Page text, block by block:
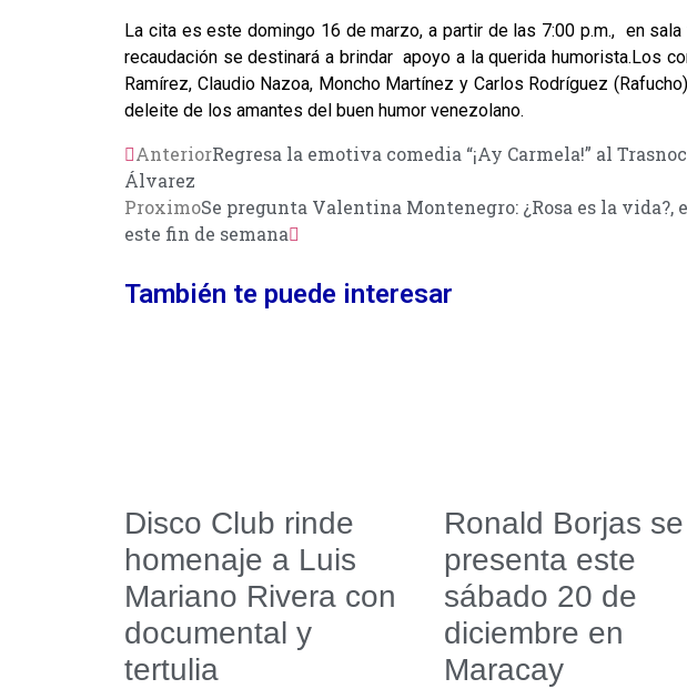
La cita es este domingo 16 de marzo, a partir de las 7:00 p.m., en
recaudación se destinará a brindar apoyo a la querida humorista.Los
Ramírez, Claudio Nazoa, Moncho Martínez y Carlos Rodríguez
deleite de los amantes del buen humor venezolano.
AnteriorRegresa la emotiva comedia “¡Ay Carmela!” al
Álvarez
ProximoSe pregunta Valentina Montenegro: ¿Rosa es la vida?,
este fin de semana
También te puede interesar
Disco Club rinde
homenaje a Luis
Mariano Rivera con
documental y
tertulia
Ronald Borjas se
presenta este
sábado 20 de
diciembre en
Maracay